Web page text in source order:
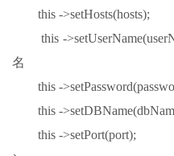
this -
this -
名
this -
this -
this ->setPort(port);